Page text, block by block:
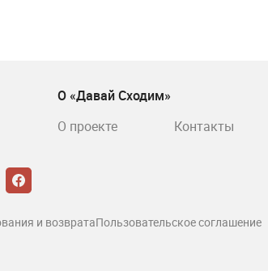
О «Давай Сходим»
О проекте
Контакты
и возвратаПользовательское соглашение